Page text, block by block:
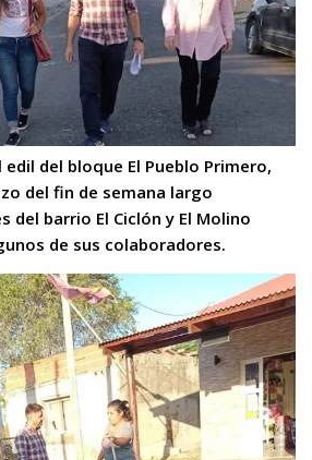
del bloque El Pueblo Primero,
del fin de semana largo
del barrio El Ciclón y El Molino
de sus colaboradores.